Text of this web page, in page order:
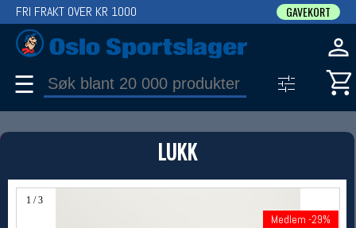
LUKK
1 / 3
Medlem -29%
FRI FRAKT OVER KR 1000 GAVEKORT
☰
PRODUKT
Produkter (1)
Bruk filter til å spisse søket